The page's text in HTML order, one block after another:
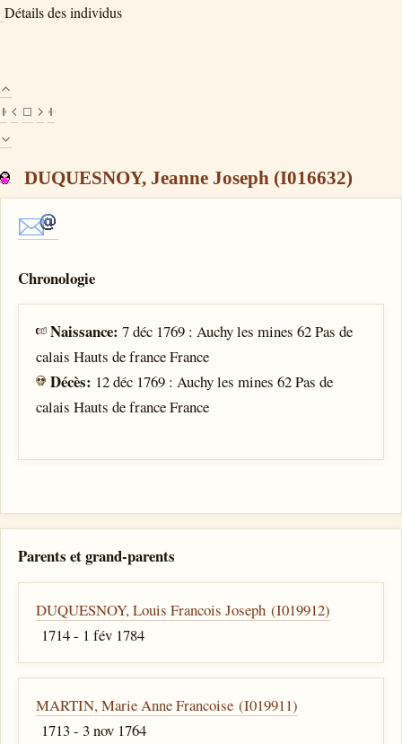
Détails des individus
DUQUESNOY, Jeanne Joseph (I016632)
Chronologie
Naissance:7 déc 1769 : Auchy les mines 62 Pas de
calais Hauts de france France
Décès: 12 déc 1769 : Auchy les mines 62 Pas de
calais Hauts de france France
Parents et grand-parents
DUQUESNOY, Louis Francois Joseph (I019912)
1714 - 1 fév 1784
MARTIN, Marie Anne Francoise (I019911)
1713 - 3 nov 1764